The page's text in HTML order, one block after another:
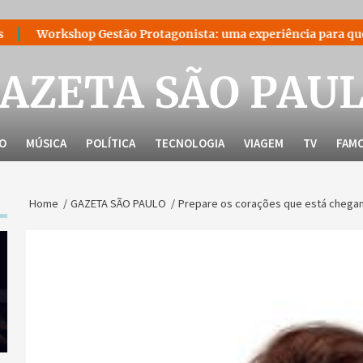
Gestão Protagonista: uma experiência para quem decidiu
SÃO
MÚSICA POLÍTICA TECNOLOGIA VIAGEM TV
Home GAZETA SÃO PAULO Prepare os corações que está